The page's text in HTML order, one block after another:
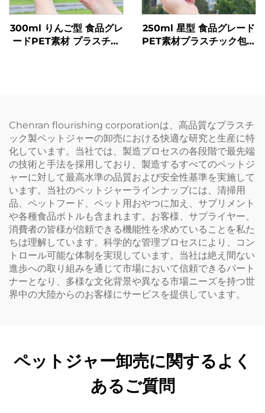
300ml りんご型 食品グレ
ードPET素材 プラスチッ
250ml 星型 食品グレード
PET素材プラスチック包装
Chenran flourishing corporationは、高品質なプラスチ
ック製ペットジャーの卸売における快適な研究と生産に特
化しています。当社では、製造プロセスの各段階で最先端
の技術と手法を採用しており、製造するすべてのペットジ
ャーに対して最高水準の品質および安全性基準を実施して
います。当社のペットジャーラインナップには、清掃用
品、ペットフード、ペット用おやつに加え、サプリメント
や各種食品ボトルも含まれます。お客様、サプライヤー、
消費者の皆様が信頼できる機能性を求めていることを私た
ちは理解しています。科学的な管理プロセスにより、コン
トロール可能な体制を実現しています。当社は絶え間ない
進歩への取り組みを通じて市場において信頼できるパート
ナーとなり、多様な文化背景や異なる市場ニーズを持つ世
界中の大陸からのお客様にサービスを提供しています。
ペットジャー卸売に関するよく
あるご質問